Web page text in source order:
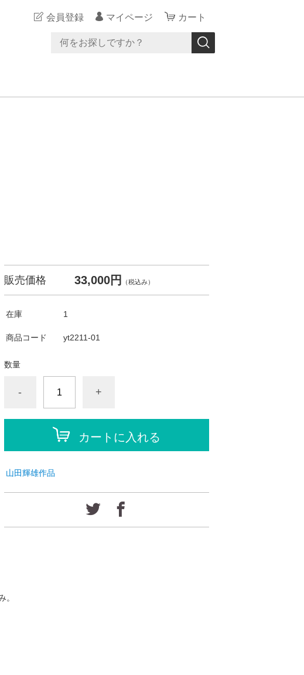
会員登録 マイページ カート
販売価格 33,000円 （税込み）
在庫 1
商品コード yt2211-01
数量
- +
カートに入れる
山田輝雄作品
。